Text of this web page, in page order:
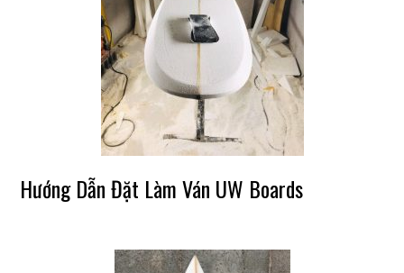
Hướng Dẫn Đặt Làm Ván UW Boards